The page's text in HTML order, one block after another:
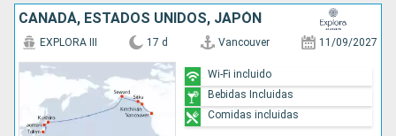
CANADÁ, ESTADOS UNIDOS, JAPÓN
EXPLORA III 17 d Vancouver 11/09/2027
Wi-Fi incluido
Bebidas Incluidas
Comidas incluidas